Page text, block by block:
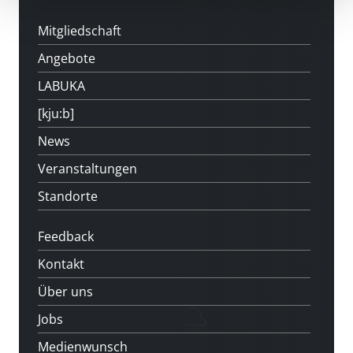
Mitgliedschaft
Angebote
LABUKA
[kju:b]
News
Veranstaltungen
Standorte
Feedback
Kontakt
Über uns
Jobs
Medienwunsch